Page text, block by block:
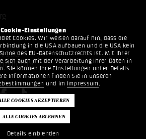
Cookie-Einstellungen
Cookies. Wir weisen darauf hin, dass die
in die USA aufbauen und die USA kein
des EU-Datenschutzrechts ist. Mit Ihrer
sich auch mit der Verarbeitung Ihrer Daten in
Sie können Ihre Einstellungen unter Details
Informationen finden Sie in unseren
und im Impressum .
Details einblenden